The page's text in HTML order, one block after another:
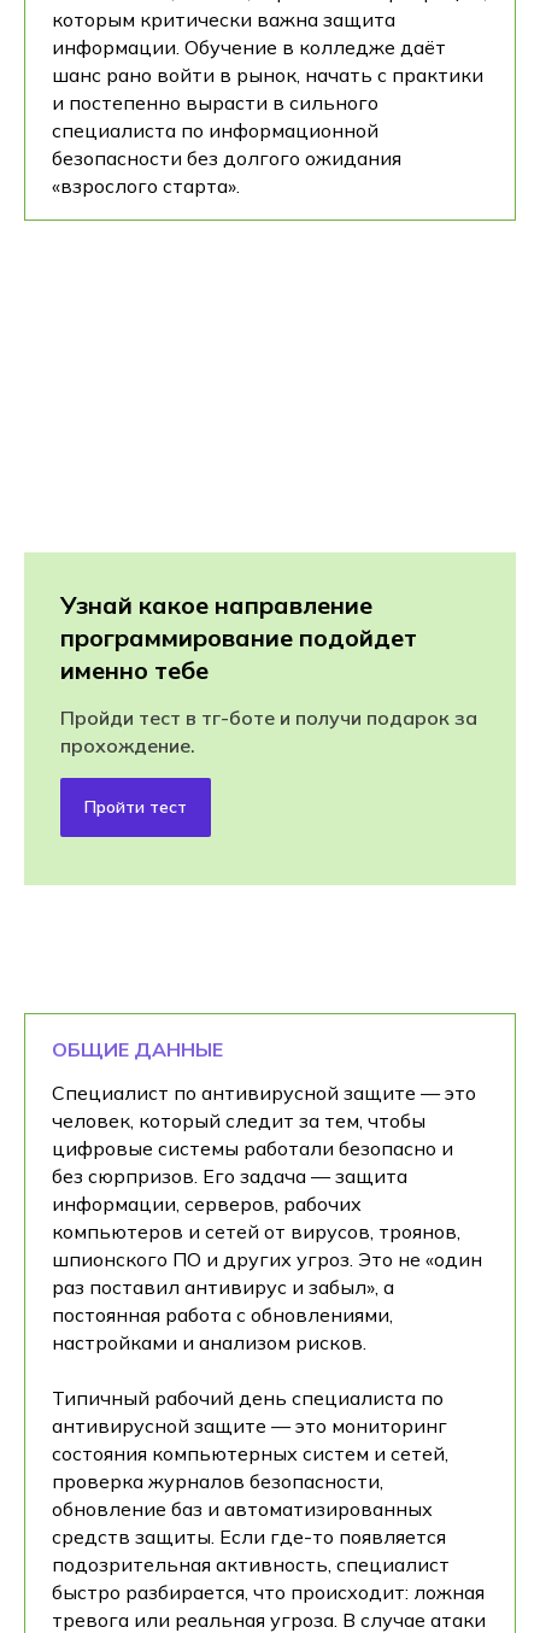
которым критически важна защита
информации. Обучение в колледже даёт
шанс рано войти в рынок, начать с практики
и постепенно вырасти в сильного
специалиста по информационной
безопасности без долгого ожидания
«взрослого старта».
Узнай какое направление
программирование подойдет
именно тебе
Пройди тест в тг-боте и получи подарок за
прохождение.
Пройти тест
ОБЩИЕ ДАННЫЕ
Специалист по антивирусной защите — это
человек, который следит за тем, чтобы
цифровые системы работали безопасно и
без сюрпризов. Его задача — защита
информации, серверов, рабочих
компьютеров и сетей от вирусов, троянов,
шпионского ПО и других угроз. Это не «один
раз поставил антивирус и забыл», а
постоянная работа с обновлениями,
настройками и анализом рисков.
Типичный рабочий день специалиста по
антивирусной защите — это мониторинг
состояния компьютерных систем и сетей,
проверка журналов безопасности,
обновление баз и автоматизированных
средств защиты. Если где-то появляется
подозрительная активность, специалист
быстро разбирается, что происходит: ложная
тревога или реальная угроза. В случае атаки